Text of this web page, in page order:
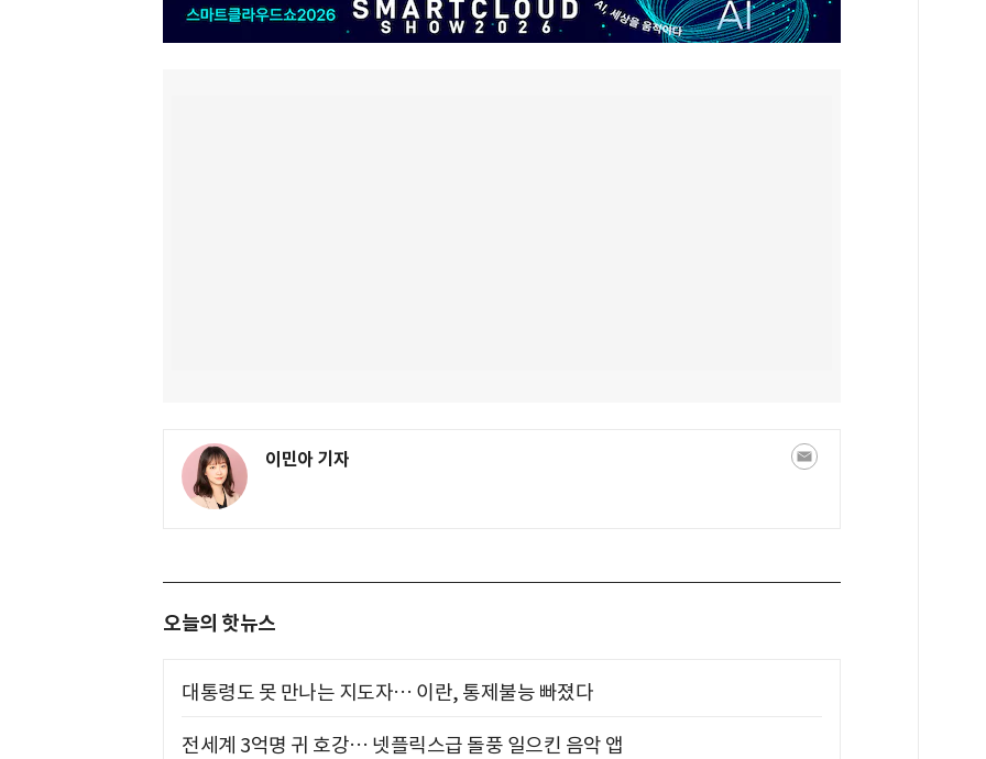
이민아 기자
오늘의 핫뉴스
대통령도 못 만나는 지도자… 이란, 통제불능 빠졌다
전세계 3억명 귀 호강… 넷플릭스급 돌풍 일으킨 음악 앱